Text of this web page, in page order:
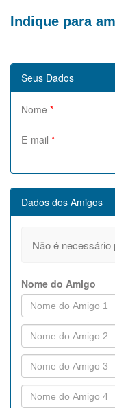
Indique para
Seus Dados
Nome *
E-mail *
Dados dos Amigos
Não é
Nome do Amigo